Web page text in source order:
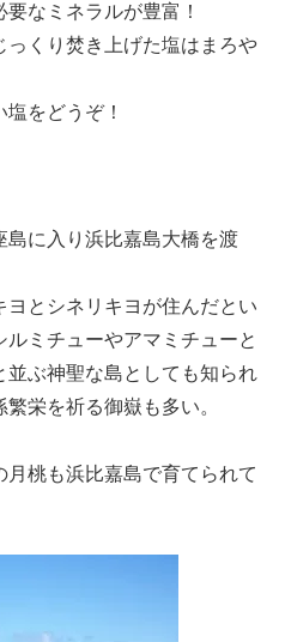
なミネラルが豊富！
くり焚き上げた塩はまろや
をどうぞ！
に入り浜比嘉島大橋を渡
とシネリキヨが住んだとい
ミチューやアマミチューと
並ぶ神聖な島としても知られ
栄を祈る御嶽も多い。
月桃も浜比嘉島で育てられて